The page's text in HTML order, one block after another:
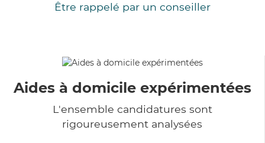
Être rappelé par un conseiller
Aides à domicile expérimentées
L'ensemble candidatures sont
rigoureusement analysées